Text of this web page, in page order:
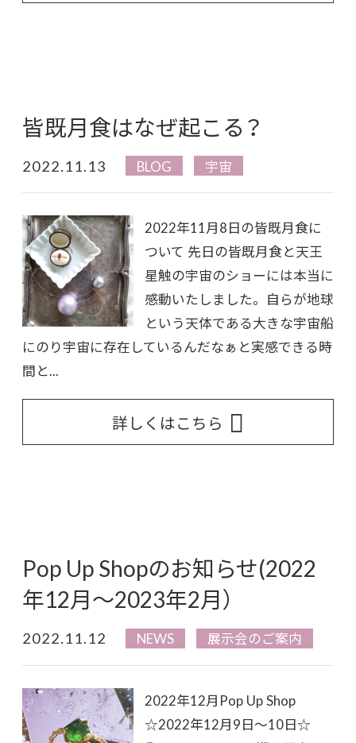
皆既月食はなぜ起こる？
2022.11.13 BLOG 宇宙
2022年11月8日の皆既月食に
ついて 先日の皆既月食と天王
星触の宇宙のショーには本当に
感動いたしました。 自らが地球
という天体である大きな宇宙船
にのり宇宙に存在しているんだなぁと実感できる時
間と...
詳しくはこちら
Pop Up Shopのお知らせ(2022
年12月～2023年2月）
2022.11.12 NEWS 展示会のご案内
2022年12月Pop Up Shop
☆2022年12月9日～10日☆